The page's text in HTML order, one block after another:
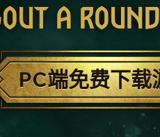
A
PC端免费下载